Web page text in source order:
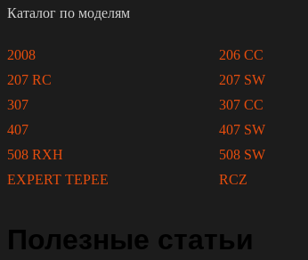
Каталог по моделям
2008 206 CC
207 RC
207 SW
307
307 CC
407
407 SW
508 RXH
508 SW
EXPERT TEPEE
RCZ
Полезные статьи